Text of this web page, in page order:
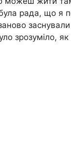
рада, що я
зрозуміло,